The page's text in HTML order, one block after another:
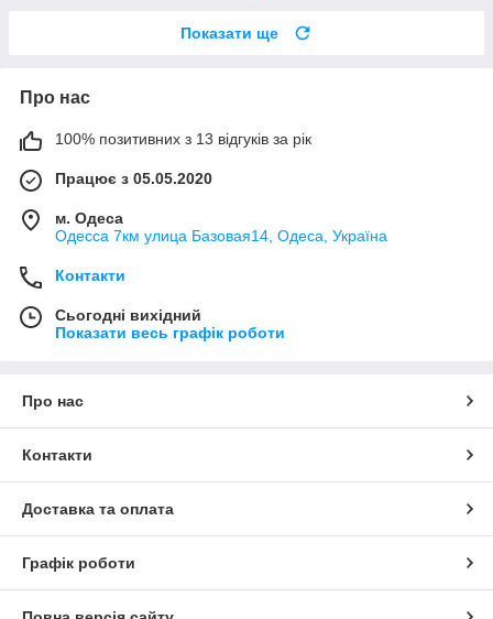
Показати ще
Про нас
100% позитивних з 13 відгуків за рік
Працює з 05.05.2020
м. Одеса
Одесса 7км улица Базовая14, Одеса, Україна
Контакти
Сьогодні вихідний
Показати весь графік роботи
Про нас
Контакти
Доставка та оплата
Графік роботи